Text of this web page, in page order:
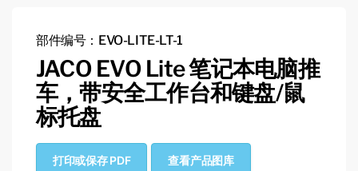
部件编号：EVO-LITE-LT-1
JACO EVO Lite 笔记本电脑推
车，带安全工作台和键盘/鼠
标托盘
打印或保存 PDF 查看产品图库